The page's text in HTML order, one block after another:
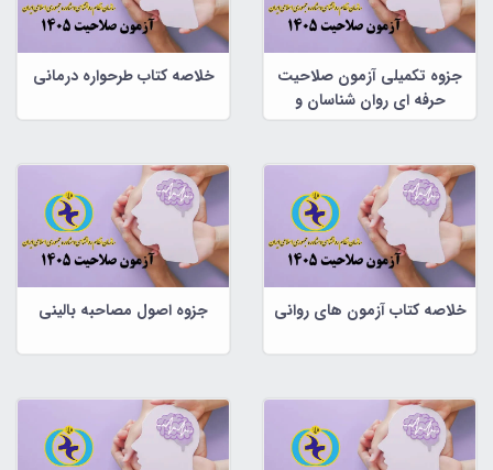
جزوه تکمیلی آزمون صلاحیت
حرفه ای روان شناسان و
مشاوران
خلاصه کتاب طرحواره درمانی
خلاصه کتاب آزمون های روانی جزوه اصول مصاحبه بالینی